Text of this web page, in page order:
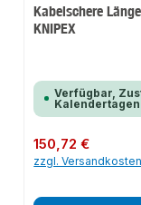
Kabelschere
KNIPEX
Verfügbar,
Kalendertagen
Regulärer Preis:
150,72 €
zzgl. Versandkosten